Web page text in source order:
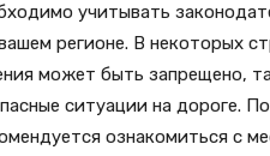
учитывать
регионе. В некоторых
может быть запрещено,
ситуации на дороге.
ознакомиться с